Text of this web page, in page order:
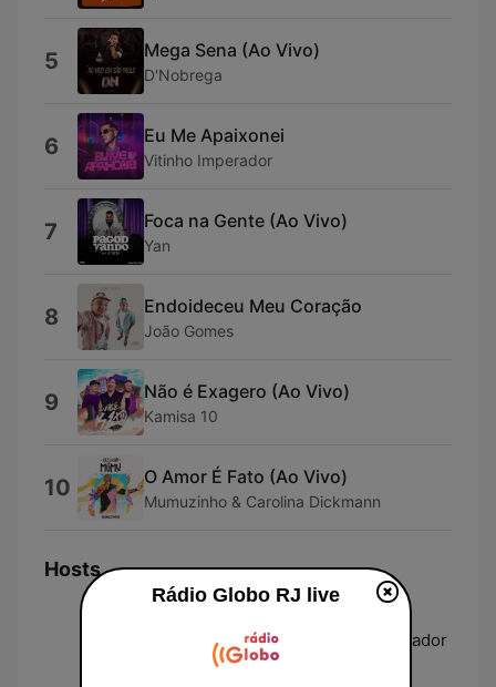
5 Mega Sena (Ao Vivo)
D'Nobrega
6 Eu Me Apaixonei
Vitinho Imperador
7 Foca na Gente (Ao Vivo)
Yan
8 Endoideceu Meu Coração
João Gomes
9 Não é Exagero (Ao Vivo)
Kamisa 10
10 O Amor É Fato (Ao Vivo)
Mumuzinho & Carolina Dickmann
Hosts
Edson Mauro é um consagrado narrador
e comunicador esportivo brasileiro,
Rádio Globo RJ live